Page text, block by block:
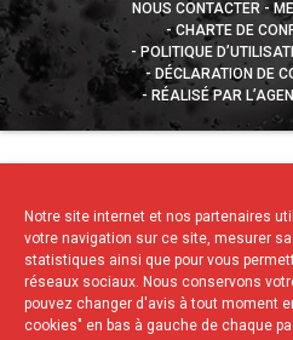
Notre site internet et nos partenaires
votre navigation sur ce site, mesurer
statistiques ainsi que pour vous
réseaux sociaux. Nous conservons
pouvez changer d'avis à tout moment
cookies" en bas à gauche de chaque
NOUS CONTACTER
CHARTE DE
POLITIQUE
DÉCLARATION DE
RÉALISÉ PAR